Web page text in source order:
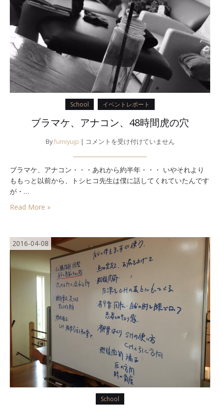
School イベントレポート
ブラマケ、アナコン、48時間虎の穴
Byfumiyujp | ブ
ケ、
ア
間
虎
は
コメントを受け付けていません
ブラマケ、アナコン・・・あれから約半年・・・ いやそれより
ももっと以前から、トシヒコ先生は僕に話してくれていたんです
が・…
Read More »
2016-04-08
School